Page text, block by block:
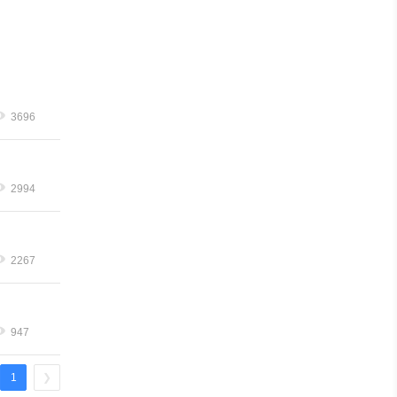
3696
2994
2267
947
1 ❯